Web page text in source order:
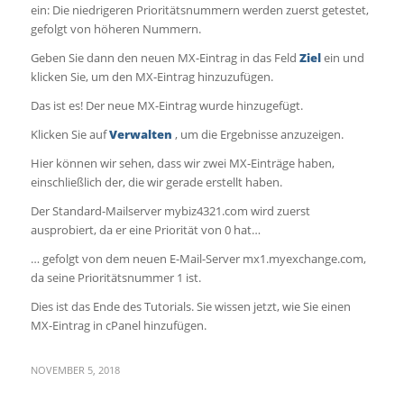
ein: Die niedrigeren Prioritätsnummern werden zuerst getestet,
gefolgt von höheren Nummern.
Geben Sie dann den neuen MX-Eintrag in das Feld Zielein und
klicken Sie, um den MX-Eintrag hinzuzufügen.
Das ist es! Der neue MX-Eintrag wurde hinzugefügt.
Klicken Sie aufVerwalten , um die Ergebnisse anzuzeigen.
Hier können wir sehen, dass wir zwei MX-Einträge haben,
einschließlich der, die wir gerade erstellt haben.
Der Standard-Mailserver mybiz4321.com wird zuerst
ausprobiert, da er eine Priorität von 0 hat…
… gefolgt von dem neuen E-Mail-Server mx1.myexchange.com,
da seine Prioritätsnummer 1 ist.
Dies ist das Ende des Tutorials. Sie wissen jetzt, wie Sie einen
MX-Eintrag in cPanel hinzufügen.
NOVEMBER 5, 2018